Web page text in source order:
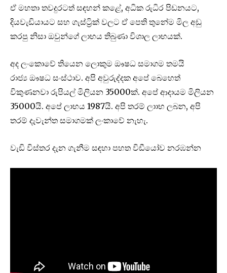
ඒ මහතා තවදුරටත් සඳහන් කළ‌ේ, අධික රුධිර පිඩනයට,
දියවැඩියායට සහ ගැස්ට්‍රික් වලට ඒ ‌පෙති තුන‌ේම මිල අඩු
කරපු නිසා ඔවුන්ග‌ේ ලාභය තිබුණා විශාල ලාභයක්.
අද ලංකා‌ෙවේ තියෙන ‌ලොකුම ඖෂධ සමාගම තමයි
රාජ්‍ය ඖෂධ සංස්ථාව. අපි අවුරුද්දක අප‌ේ බ‌ෙහ‌ෙත්
විකුණනවා රුපියල් මිලියන 35000ක්. අපේ ආදායම මිලියන
35000යි. අ‌පේ ලාභය 1987යි. අපි තරම් ලාාභ ලබන, අපි
තරම් දැවැන්ත සමාගමක් ලංකා‌‌වේ නැහැ.
වැඩි විස්තර දැන ගැනීම සඳහා පහත විඩීය‌ෝව නරඹන්න